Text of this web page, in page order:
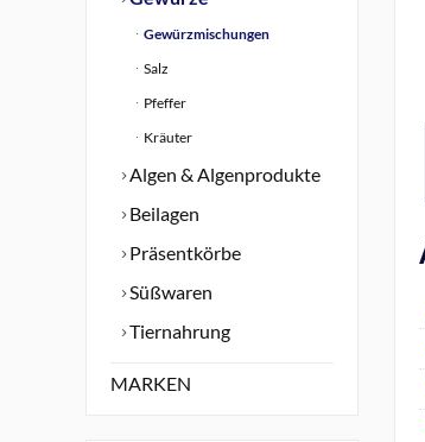
Gewürzmischungen
Salz
Pfeffer
Kräuter
Algen & Algenprodukte
Beilagen
Präsentkörbe
Süßwaren
Tiernahrung
MARKEN